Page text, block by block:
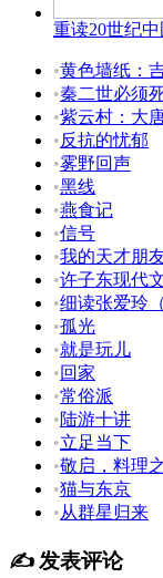
重读20世纪中
•黄色墙纸：
•秦二世必须
•紫云村：大
•反抗的忧郁
•雾野回声
•黑线
•燕食记
•信号
•我的天才朋
•许子东现代
•细读张爱玲
•孤光
•就是玩儿
•回家
•常俗派
•陆游十讲
•立足当下
•敬启，料理
•猫与东京
•从群星归来
✍️ 发表评论